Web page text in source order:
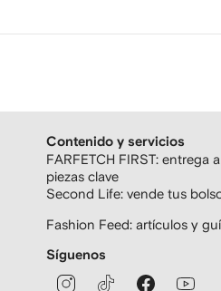
Contenido y servicios
FARFETCH FIRST: entrega
piezas clave
Second Life: vende tus
Fashion Feed: artículos y
Síguenos